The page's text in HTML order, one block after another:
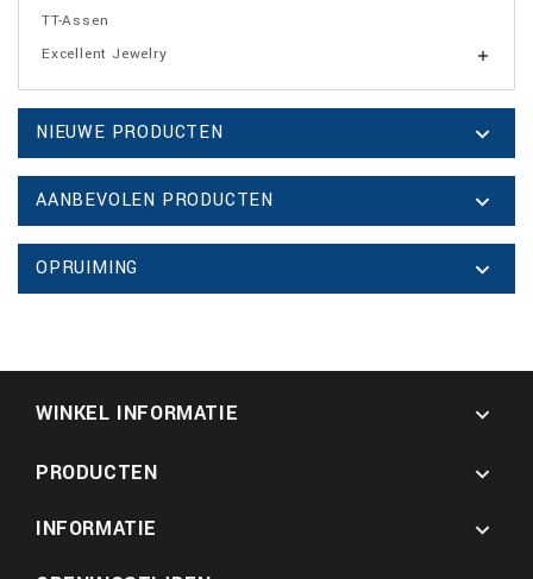
TT-Assen
Excellent Jewelry

NIEUWE PRODUCTEN 
AANBEVOLEN PRODUCTEN 
OPRUIMING 
WINKEL INFORMATIE 
PRODUCTEN

INFORMATIE
